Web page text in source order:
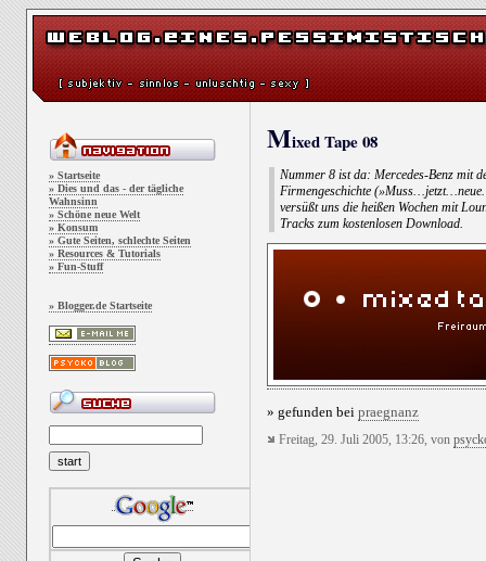
» Startseite
» Dies und das - der tägliche
Wahnsinn
» Schöne neue Welt
» Konsum
» Gute Seiten, schlechte Seiten
» Resources & Tutorials
» Fun-Stuff
» Blogger.de Startseite
Mixed Tape 08
Nummer 8 ist da: Mercedes-Benz mit
Firmengeschichte
versüßt uns die heißen Wochen mit
Tracks zum kostenlosen Download.
» gefunden bei praegnanz
Freitag, 29. Juli 2005, 13:26, von